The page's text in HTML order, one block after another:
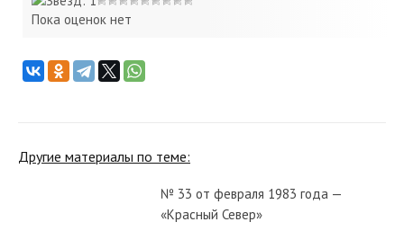
Пока оценок нет
Другие материалы по теме:
№ 33 от февраля 1983 года —
«Красный Север»